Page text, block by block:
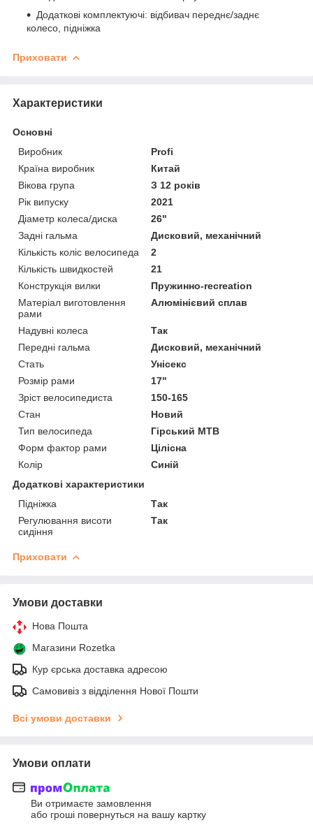
Додаткові комплектуючі: відбивач переднє/заднє
колесо, підніжка
Приховати
Характеристики
Основні
Виробник
Profi
Країна виробник
Китай
Вікова група
З 12 років
Рік випуску
2021
Діаметр колеса/диска
26"
Задні гальма
Дисковий, механічний
Кількість коліс велосипеда
2
Кількість швидкостей
21
Конструкція вилки
Пружинно-recreation
Матеріал виготовлення
рами
Алюмінієвий сплав
Надувні колеса
Так
Передні гальма
Дисковий, механічний
Стать
Унісекс
Розмір рами
17"
Зріст велосипедиста
150-165
Стан
Новий
Тип велосипеда
Гірський MTB
Форм фактор рами
Цілісна
Колір
Синій
Додаткові характеристики
Підніжка
Так
Регулювання висоти
сидіння
Так
Приховати
Умови доставки
Нова Пошта
Магазини Rozetka
Кур єрська доставка адресою
Самовивіз з відділення Нової Пошти
Всі умови доставки
Умови оплати
Ви отримаєте замовлення
або гроші повернуться на вашу картку